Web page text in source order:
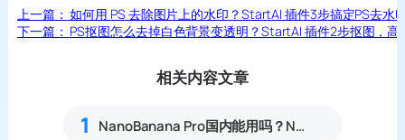
上一篇： 如何用 PS 去除图片上的水印？StartAI 插件3步搞定PS去水
下一篇： PS抠图怎么去掉白色背景变透明？StartAI 插件2步抠图，高
相关内容文章
1 NanoBanana Pro国内能用吗？Nano banana使用教程